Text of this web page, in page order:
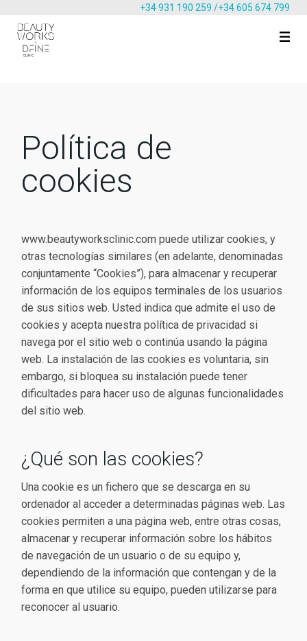
+34 931 190 259 /+34 605 674 799
Política de
cookies
www.beautyworksclinic.com puede utilizar cookies, y
otras tecnologías similares (en adelante, denominadas
conjuntamente “Cookies”), para almacenar y recuperar
información de los equipos terminales de los usuarios
de sus sitios web. Usted indica que admite el uso de
cookies y acepta nuestra política de privacidad si
navega por el sitio web o continúa usando la página
web. La instalación de las cookies es voluntaria, sin
embargo, si bloquea su instalación puede tener
dificultades para hacer uso de algunas funcionalidades
del sitio web.
¿Qué son las cookies?
Una cookie es un fichero que se descarga en su
ordenador al acceder a determinadas páginas web. Las
cookies permiten a una página web, entre otras cosas,
almacenar y recuperar información sobre los hábitos
de navegación de un usuario o de su equipo y,
dependiendo de la información que contengan y de la
forma en que utilice su equipo, pueden utilizarse para
reconocer al usuario.